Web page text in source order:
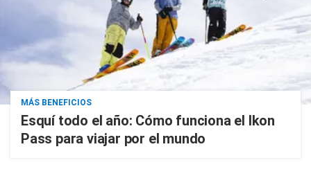
MÁS BENEFICIOS
Esquí todo el año: Cómo funciona el Ikon
Pass para viajar por el mundo